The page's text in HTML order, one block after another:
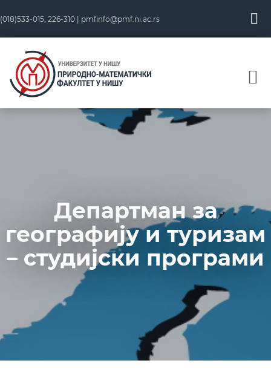
(018)533-015, 226-310 | pmfinfo@pmf.ni.ac.rs
Департман за
географију и туризам
– студијски програми